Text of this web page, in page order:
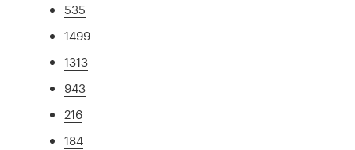
535
1499
1313
943
216
184